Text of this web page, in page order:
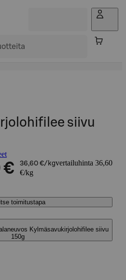
siivu
€ 36,60 €/kgvertailuhinta 36,60
€/kg
toimitustapa
Kylmäsavukirjolohifilee siivu
150g